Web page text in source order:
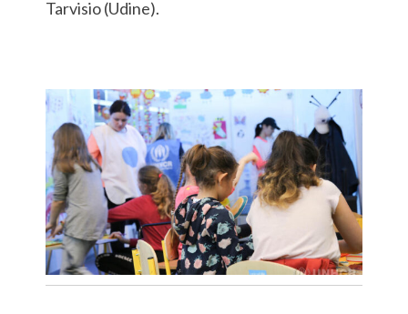
Tarvisio (Udine).